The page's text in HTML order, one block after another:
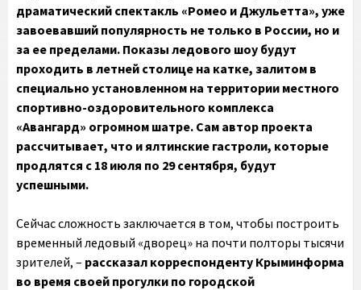
драматический спектакль «Ромео и Джульетта», уже
завоевавший популярность не только в России, но и
за ее пределами. Показы ледового шоу будут
проходить в летней столице на катке, залитом в
специально установленном на территории местного
спортивно-оздоровительного комплекса
«Авангард» огромном шатре. Сам автор проекта
рассчитывает, что и ялтинские гастроли, которые
продлятся с 18 июля по 29 сентября, будут
успешными.
Сейчас сложность заключается в том, чтобы построить
временный ледовый «дворец» на почти полторы тысячи
зрителей, – рассказал корреспонденту Крыминформа
во время своей прогулки по городской